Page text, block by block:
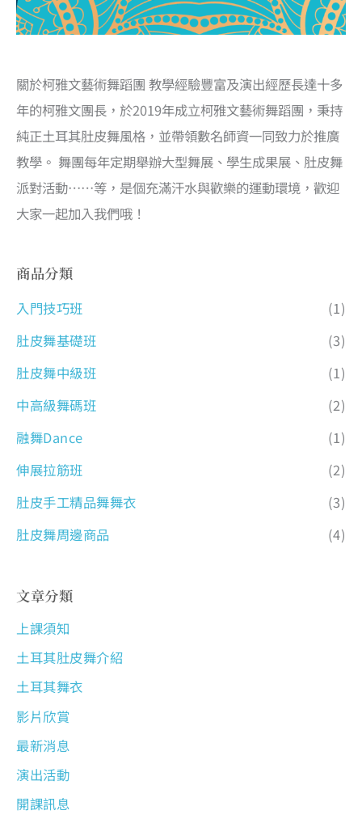
關於柯雅文藝術舞蹈團 教學經驗豐富及演出經歷長達十多
年的柯雅文團長，於2019年成立柯雅文藝術舞蹈團，秉持
純正土耳其肚皮舞風格，並帶領數名師資一同致力於推廣
教學。 舞團每年定期舉辦大型舞展、學生成果展、肚皮舞
派對活動……等，是個充滿汗水與歡樂的運動環境，歡迎
大家一起加入我們哦！
商品分類
入門技巧班
(1)
肚皮舞基礎班
(3)
肚皮舞中級班
(1)
中高級舞碼班
(2)
融舞Dance
(1)
伸展拉筋班
(2)
肚皮手工精品舞舞衣
(3)
肚皮舞周邊商品
(4)
文章分類
上課須知
土耳其肚皮舞介紹
土耳其舞衣
影片欣賞
最新消息
演出活動
開課訊息